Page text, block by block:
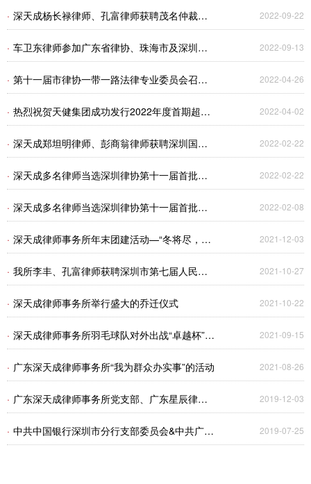
· 深天成杨长禄律师、孔富律师获聘茂名仲裁委
2022-09-22
· 车卫东律师参加广东省律协、珠海市及深圳市
2022-09-13
· 第十一届市律协一带一路法律专业委员会召开
2022-04-26
· 热烈祝贺天健集团成功发行2022年度首期超短
2022-04-02
· 深天成郑坦明律师、彭商翁律师获聘深圳国际
2022-02-22
· 深天成多名律师当选深圳律协第十一届首批专
2022-02-22
· 深天成多名律师当选深圳律协第十一届首批专
2022-02-08
· 深天成律师事务所年末团建活动—“冬将尽，春
2021-12-03
· 我所李丰、孔富律师获聘深圳市第七届人民代
2021-10-27
· 深天成律师事务所举行盛大的乔迁仪式 2021-10-22
· 深天成律师事务所羽毛球队对外出战“卓越杯”羽
2021-09-15
· 广东深天成律师事务所“我为群众办实事”的活动 2021-08-26
· 广东深天成律师事务所党支部、广东星辰律师
2019-12-03
· 中共中国银行深圳市分行支部委员会&中共广东
2019-07-25